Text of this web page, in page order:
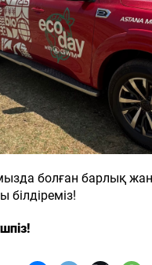
БАЙЛАНЫСТАР
болған барлық